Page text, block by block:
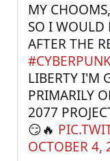
MY
SO I WOULD
LIBERTY I'M
PRIMARILY
2077
😏🔥
OCTOBER 4,